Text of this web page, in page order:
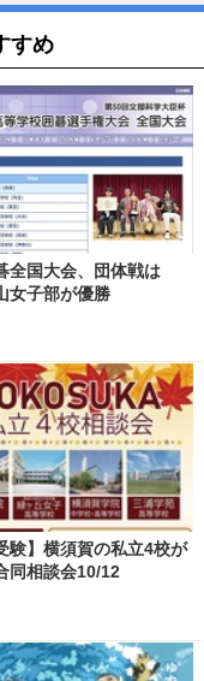
すめ
全国大会、団体戦は
女子部が優勝
験】横須賀の私立4校が
同相談会10/12